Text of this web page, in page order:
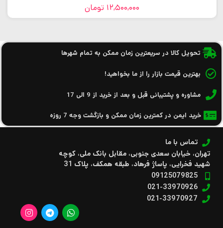
12,500,000 تومان
تحویل کالا در سریعترین زمان ممکن به تمام شهرها
بهترین قیمت بازار را از ما بخواهید!
مشاوره و پشتیبانی قبل و بعد از خرید از 9 الی 17
خرید ایمن در کمترین زمان ممکن و بازگشت وجه 7 روزه
تماس با ما
تهران، خیابان سعدی جنوبی، مقابل بانک ملی، کوچه
شهید فخرایی، پاساژ فرهاد، طبقه همکف، پلاک 31
09125079825
021-33970926
021-33970927